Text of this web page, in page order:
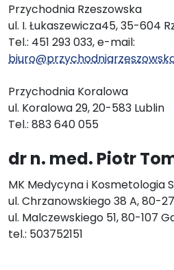
Przychodnia Rzeszowska
ul. I. Łukaszewicza45, 35-604
Tel.: 451 293 033, e-mail:
Przychodnia Koralowa
ul. Koralowa 29, 20-583 Lublin
Tel.: 883 640 055
dr n. med. Piotr
MK Medycyna i Kosmetologia
ul. Chrzanowskiego 38 A, 80-
ul. Malczewskiego 51, 80-107
tel.: 503752151